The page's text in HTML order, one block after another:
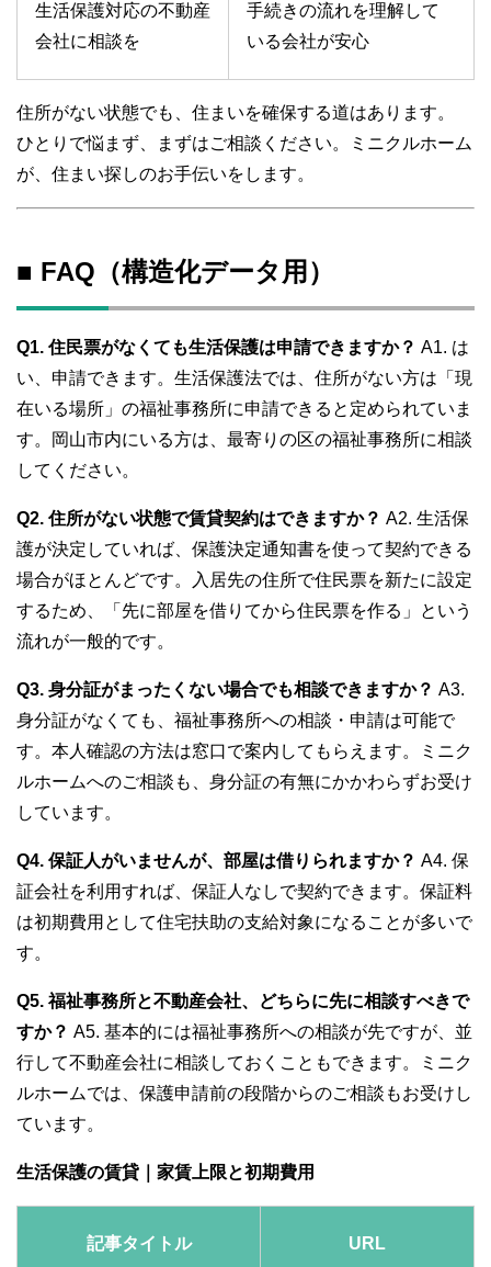
生活保護対応の不動産
会社に相談を
手続きの流れを理解して
いる会社が安心
住所がない状態でも、住まいを確保する道はあります。
ひとりで悩まず、まずはご相談ください。ミニクルホーム
が、住まい探しのお手伝いをします。
■ FAQ（構造化データ用）
Q1. 住民票がなくても生活保護は申請できますか？ A1. は
い、申請できます。生活保護法では、住所がない方は「現
在いる場所」の福祉事務所に申請できると定められていま
す。岡山市内にいる方は、最寄りの区の福祉事務所に相談
してください。
Q2. 住所がない状態で賃貸契約はできますか？ A2. 生活保
護が決定していれば、保護決定通知書を使って契約できる
場合がほとんどです。入居先の住所で住民票を新たに設定
するため、「先に部屋を借りてから住民票を作る」という
流れが一般的です。
Q3. 身分証がまったくない場合でも相談できますか？ A3.
身分証がなくても、福祉事務所への相談・申請は可能で
す。本人確認の方法は窓口で案内してもらえます。ミニク
ルホームへのご相談も、身分証の有無にかかわらずお受け
しています。
Q4. 保証人がいませんが、部屋は借りられますか？ A4. 保
証会社を利用すれば、保証人なしで契約できます。保証料
は初期費用として住宅扶助の支給対象になることが多いで
す。
Q5. 福祉事務所と不動産会社、どちらに先に相談すべきで
すか？ A5. 基本的には福祉事務所への相談が先ですが、並
行して不動産会社に相談しておくこともできます。ミニク
ルホームでは、保護申請前の段階からのご相談もお受けし
ています。
生活保護の賃貸｜家賃上限と初期費用
記事タイトル URL